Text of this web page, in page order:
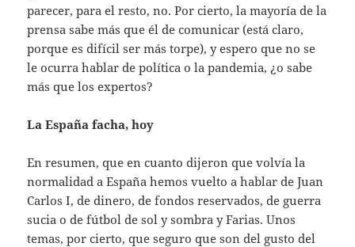
parecer, para el resto, no. Por cierto, la mayoría de la
prensa sabe más que él de comunicar (está claro,
porque es difícil ser más torpe), y espero que no se
le ocurra hablar de política o la pandemia, ¿o sabe
más que los expertos?
La España facha, hoy
En resumen, que en cuanto dijeron que volvía la
normalidad a España hemos vuelto a hablar de Juan
Carlos I, de dinero, de fondos reservados, de guerra
sucia o de fútbol de sol y sombra y Farias. Unos
temas, por cierto, que seguro que son del gusto del